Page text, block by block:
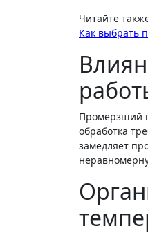
Читайте
Как выбрать
Промерзший
обработка
замедляет